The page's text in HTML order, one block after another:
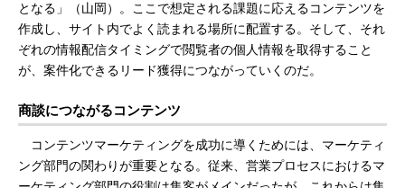
となる」（山岡）。ここで想定される課題に応えるコンテンツを
作成し、サイト内でよく読まれる場所に配置する。そして、それ
ぞれの情報配信タイミングで閲覧者の個人情報を取得すること
が、案件化できるリード獲得につながっていくのだ。
商談につながるコンテンツ
コンテンツマーケティングを成功に導くためには、マーケティ
ング部門の関わりが重要となる。従来、営業プロセスにおけるマ